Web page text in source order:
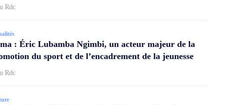
Rdc
: Éric Lubamba Ngimbi, un acteur majeur de la
du sport et de l’encadrement de la jeunesse
Rdc